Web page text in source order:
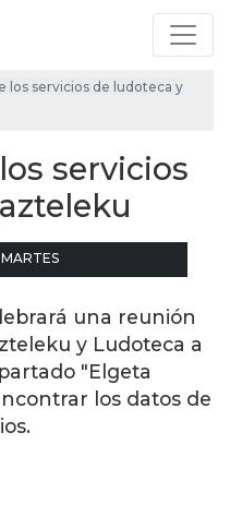
los servicios de ludoteca y
servicios
MARTES
una reunión
y Ludoteca a
"Elgeta
los datos de